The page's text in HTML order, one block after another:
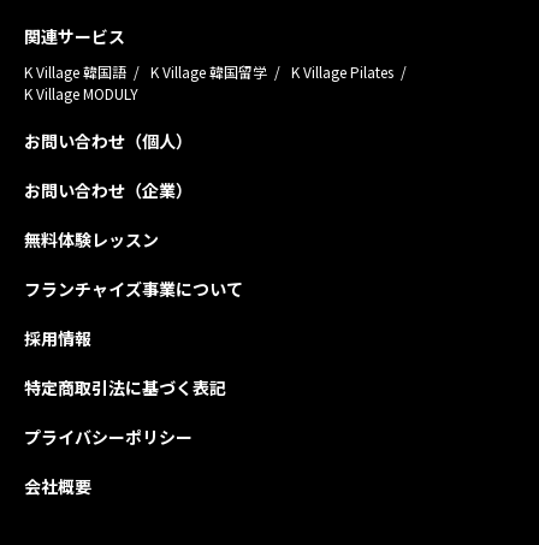
関連サービス
K Village 韓国語 K Village 韓国留学
K Village Pilates
K Village MODULY
お問い合わせ（個人）
お問い合わせ（企業）
無料体験レッスン
フランチャイズ事業について
採用情報
特定商取引法に基づく表記
プライバシーポリシー
会社概要